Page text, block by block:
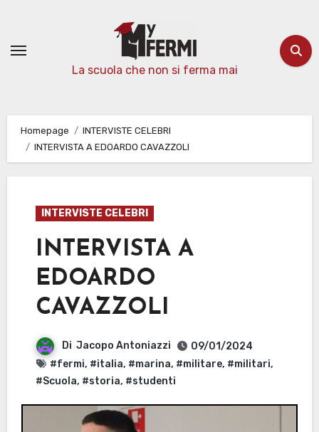
contenuto
La scuola che non si ferma mai
Homepage
INTERVISTE CELEBRI
INTERVISTA A EDOARDO CAVAZZOLI
INTERVISTE CELEBRI
INTERVISTA A
EDOARDO
CAVAZZOLI
Di Jacopo Antoniazzi
09/01/2024
#fermi, #italia, #marina, #militare, #militari,
#Scuola, #storia, #studenti